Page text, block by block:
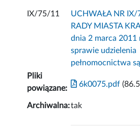
IX/75/11
UCHWAŁA NR
RADY MIASTA
dnia 2 marca 2011
sprawie udzielenia
pełnomocnictwa
Pliki
powiązane:
6k0075.pdf
Archiwalna:tak